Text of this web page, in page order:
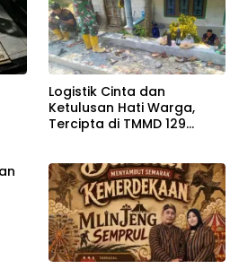
Logistik Cinta dan
Ketulusan Hati Warga,
Tercipta di TMMD 129